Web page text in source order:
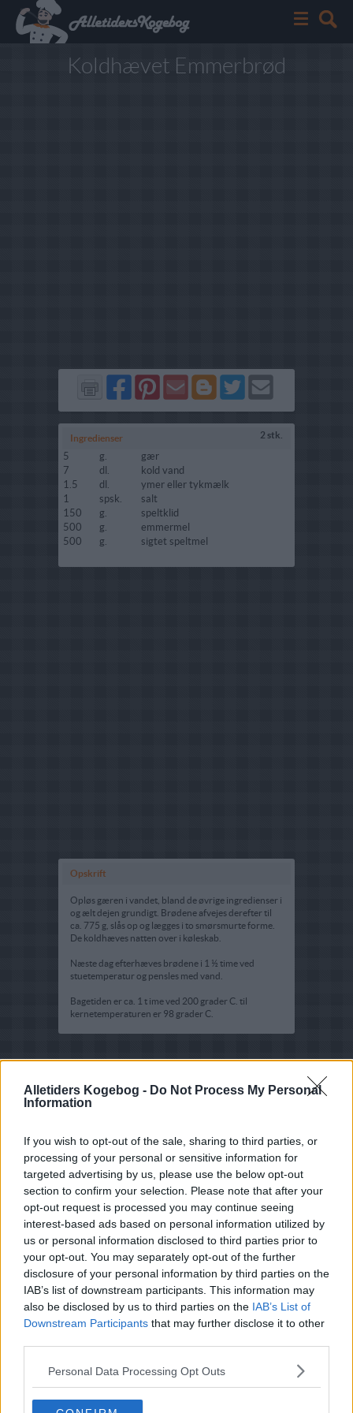
Alletiders Kogebog - Do Not Process My Personal
Information
If you wish to opt-out of the sale, sharing to third parties, or
processing of your personal or sensitive information for
targeted advertising by us, please use the below opt-out
section to confirm your selection. Please note that after your
opt-out request is processed you may continue seeing
interest-based ads based on personal information utilized by
us or personal information disclosed to third parties prior to
your opt-out. You may separately opt-out of the further
disclosure of your personal information by third parties on the
IAB’s list of downstream participants. This information may
also be disclosed by us to third parties on the IAB’s List of
Downstream Participants that may further disclose it to other
Personal Data Processing Opt Outs
Koldhævet Emmerbrød
Del
på
Facebook
Del
på
Pinterest
Send
via
GMail
Del
på
Blogger
Del
på
Twitter
Send
Ingredienser 2 stk.
5 g.
gær
7
dl.
kold vand
1.5
dl.
ymer eller tykmælk
1
spsk.
salt
150
g.
speltklid
500
g.
emmermel
500
g. sigtet speltmel
Opskrift
Opløs gæren i vandet, bland de øvrige ingredienser i
og ælt dejen grundigt. Brødene afvejes derefter til
ca. 775 g, slås op og lægges i to smørsmurte forme.
De koldhæves natten over i køleskab.
Næste dag efterhæves brødene i 1 ½ time ved
stuetemperatur og pensles med vand.
Bagetiden er ca. 1 t ime ved 200 grader C. til
kernetemperaturen er 98 grader C.
Indsendt : 2004-12-18